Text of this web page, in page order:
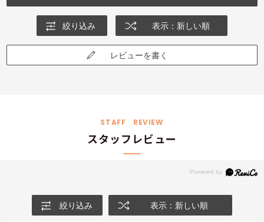
絞り込み 表示：新しい順
レビューを書く
STAFF REVIEW
スタッフレビュー
絞り込み 表示：新しい順